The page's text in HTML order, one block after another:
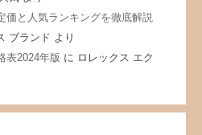
価と人気ランキングを徹底解説
ブランド より
表2024年版 に ロレックス エク